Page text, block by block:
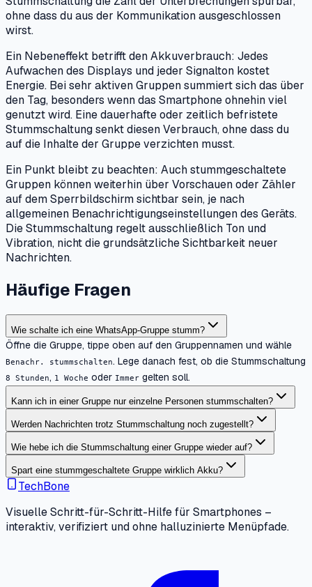
ohne dass du aus der Kommunikation ausgeschlossen
wirst.
Ein Nebeneffekt betrifft den Akkuverbrauch: Jedes
Aufwachen des Displays und jeder Signalton kostet
Energie. Bei sehr aktiven Gruppen summiert sich das über
den Tag, besonders wenn das Smartphone ohnehin viel
genutzt wird. Eine dauerhafte oder zeitlich befristete
Stummschaltung senkt diesen Verbrauch, ohne dass du
auf die Inhalte der Gruppe verzichten musst.
Ein Punkt bleibt zu beachten: Auch stummgeschaltete
Gruppen können weiterhin über Vorschauen oder Zähler
auf dem Sperrbildschirm sichtbar sein, je nach
allgemeinen Benachrichtigungseinstellungen des Geräts.
Die Stummschaltung regelt ausschließlich Ton und
Vibration, nicht die grundsätzliche Sichtbarkeit neuer
Nachrichten.
Häufige Fragen
Wie schalte ich eine WhatsApp-Gruppe stumm?
Öffne die Gruppe, tippe oben auf den Gruppennamen und wähle
Benachr. stummschalten. Lege danach fest, ob die Stummschaltung
8 Stunden, 1 Woche oder Immer gelten soll.
Kann ich in einer Gruppe nur einzelne Personen stummschalten?
Werden Nachrichten trotz Stummschaltung noch zugestellt?
Wie hebe ich die Stummschaltung einer Gruppe wieder auf?
Spart eine stummgeschaltete Gruppe wirklich Akku?
TechBone
Visuelle Schritt-für-Schritt-Hilfe für Smartphones –
interaktiv, verifiziert und ohne halluzinierte Menüpfade.